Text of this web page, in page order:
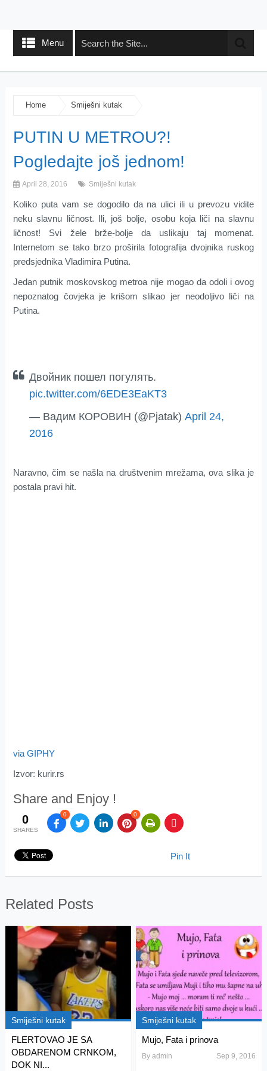
Menu
Home Smiješni kutak
PUTIN U METROU?!
Pogledajte još jednom!
April 28, 2016 Smiješni kutak
Koliko puta vam se dogodilo da na ulici ili u prevozu vidite
neku slavnu ličnost. Ili, još bolje, osobu koja liči na slavnu
ličnost! Svi žele brže-bolje da uslikaju taj momenat.
Internetom se tako brzo proširila fotografija dvojnika ruskog
predsjednika Vladimira Putina.
Jedan putnik moskovskog metroa nije mogao da odoli i ovog
nepoznatog čovjeka je krišom slikao jer neodoljivo liči na
Putina.
Двойник пошел погулять.
pic.twitter.com/6EDE3EaKT3
— Вадим КОРОВИН (@Pjatak) April 24,
2016
Naravno, čim se našla na društvenim mrežama, ova slika je
postala pravi hit.
via GIPHY
Izvor: kurir.rs
Share and Enjoy !
0
SHARES
0 0
Pin It
Related Posts
Smiješni kutak
FLERTOVAO JE SA
OBDARENOM CRNKOM,
DOK NI...
Smiješni kutak
Mujo, Fata i prinova
Byadmin Sep 9, 2016